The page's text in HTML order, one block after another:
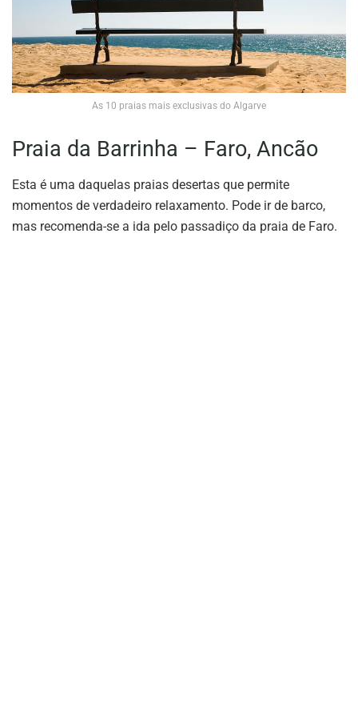
As 10 praias mais exclusivas do Algarve
Praia da Barrinha – Faro, Ancão
Esta é uma daquelas praias desertas que permite
momentos de verdadeiro relaxamento. Pode ir de barco,
mas recomenda-se a ida pelo passadiço da praia de Faro.